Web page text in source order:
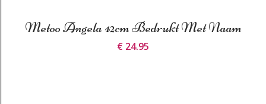
Metoo Angela 42cm Bedrukt Met Naam
€ 24.95